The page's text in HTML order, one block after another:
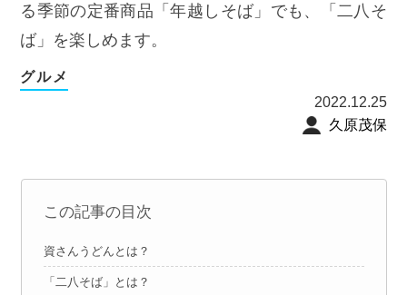
る季節の定番商品「年越しそば」でも、「二八そ
ば」を楽しめます。
グルメ
2022.12.25
久原茂保
この記事の目次
資さんうどんとは？
「二八そば」とは？